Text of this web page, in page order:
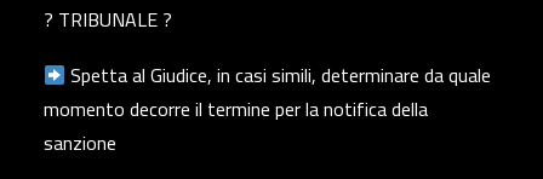
? TRIBUNALE ?
Spetta al Giudice, in casi simili, determinare da quale
momento decorre il termine per la notifica della
sanzione